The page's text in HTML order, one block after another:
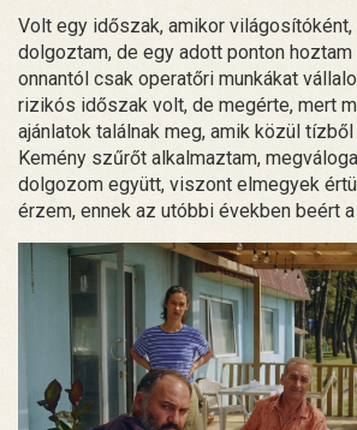
Volt egy időszak, amikor
dolgoztam, de egy adott ponton
onnantól csak operatőri munkákat
rizikós időszak volt, de megérte, mert
ajánlatok találnak meg, amik közül
Kemény szűrőt alkalmaztam,
dolgozom együtt, viszont elmegyek
érzem, ennek az utóbbi években beért